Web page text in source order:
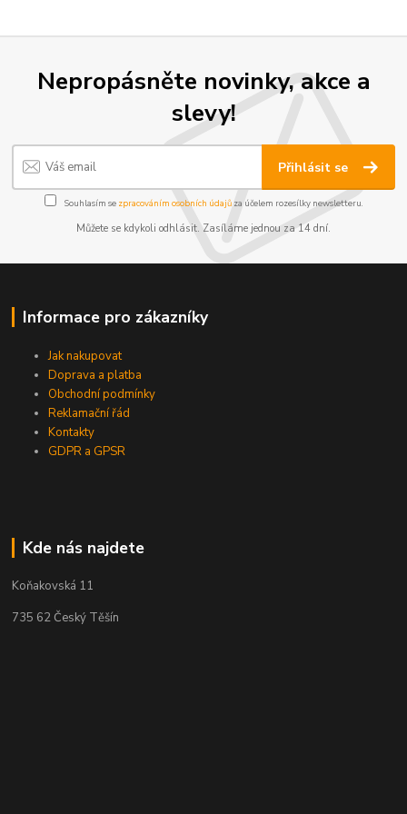
Nepropásněte novinky, akce a
slevy!
Přihlásit se
Souhlasím se zpracováním osobních údajůza účelem rozesílky newsletteru.
Můžete se kdykoli odhlásit. Zasíláme jednou za 14 dní.
Informace pro zákazníky
Jak nakupovat
Doprava a platba
Obchodní podmínky
Reklamační řád
Kontakty
GDPR a GPSR
Kde nás najdete
Koňakovská 11
735 62 Český Těšín